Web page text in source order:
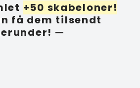
+50 skabeloner!
få dem tilsendt
—